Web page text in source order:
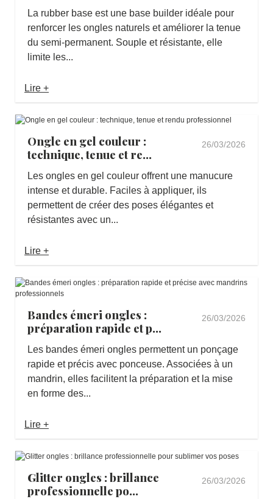
La rubber base est une base builder idéale pour
renforcer les ongles naturels et améliorer la tenue
du semi-permanent. Souple et résistante, elle
limite les...
Lire +
Ongle en gel couleur :
technique, tenue et re...
26/03/2026
Les ongles en gel couleur offrent une manucure
intense et durable. Faciles à appliquer, ils
permettent de créer des poses élégantes et
résistantes avec un...
Lire +
Bandes émeri ongles :
préparation rapide et p...
26/03/2026
Les bandes émeri ongles permettent un ponçage
rapide et précis avec ponceuse. Associées à un
mandrin, elles facilitent la préparation et la mise
en forme des...
Lire +
Glitter ongles : brillance
professionnelle po...
26/03/2026